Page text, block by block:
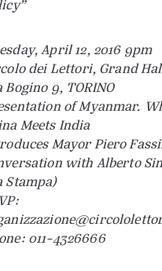
April 12, 2016 9pm
dei Lettori, Grand
Bogino 9, TORINO
of Myanmar.
Meets India
Mayor Piero
with Alberto
Stampa)
011-4326666